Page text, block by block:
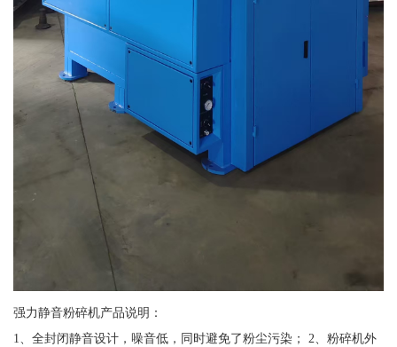
强力静音粉碎机产品说明：
1、全封闭静音设计，噪音低，同时避免了粉尘污染； 2、粉碎机外